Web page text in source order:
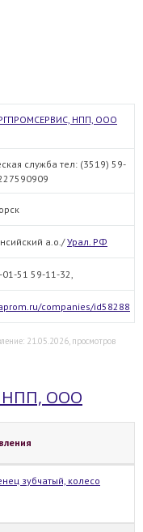
НПП, ООО
служба тел: (3519) 59-
а.о./Урал. РФ
51 59-11-32,
companies/id58288
21.05.2026, просмотров
НПП, ООО
зубчатый, колесо